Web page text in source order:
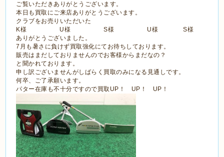
ご覧いただきありがとうございます。
本日も買取にご来店ありがとうございます。
クラブをお売りいただいた
K様 U様 S様 U様 S様
ありがとうございました。
7月も暑さに負けず買取強化にてお待ちしております。
販売はまだしておりませんのでお客様からまだなの？
と聞かれております。
申し訳ございませんがしばらく買取のみになる見通しです。
何卒、ご了承願います。
パター在庫も不十分ですので買取UP！ UP！ UP！